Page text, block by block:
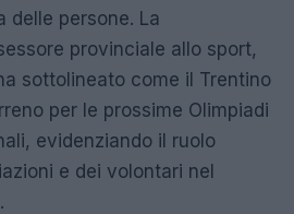
delle persone. La
provinciale allo sport,
sottolineato come il Trentino
per le prossime Olimpiadi
evidenziando il ruolo
e dei volontari nel